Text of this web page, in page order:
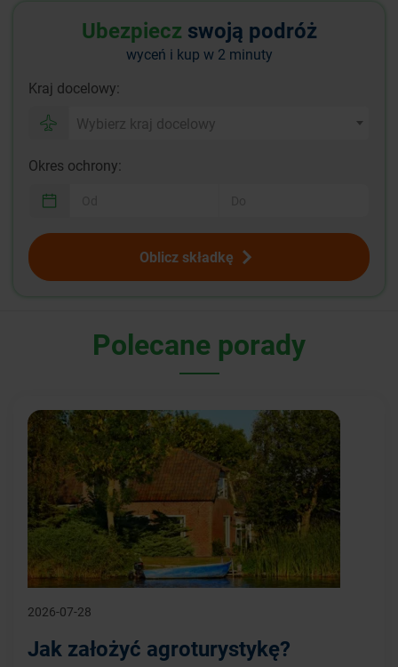
Ubezpiecz swoją podróż
wyceń i kup w 2 minuty
Kraj docelowy:
Wybierz kraj docelowy
Okres ochrony:
Oblicz składkę
Polecane porady
2026-07-28
Jak założyć agroturystykę?